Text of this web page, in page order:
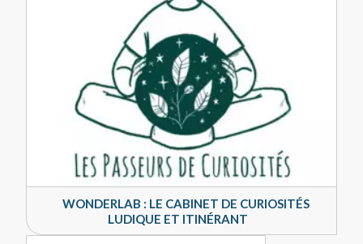
WONDERLAB : LE CABINET DE CURIOSITÉS
LUDIQUE ET ITINÉRANT